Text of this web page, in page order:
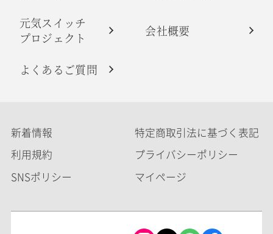
元気スイッチ
プロジェクト
会社概要
よくあるご質問
新着情報
特定商取引法に基づく表記
利用規約
プライバシーポリシー
SNSポリシー
マイページ